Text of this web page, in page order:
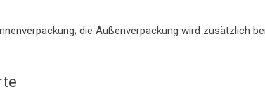
die Außenverpackung wird zusätzlich